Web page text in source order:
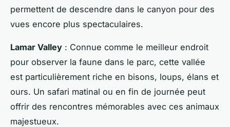
permettent de descendre dans le canyon pour des
vues encore plus spectaculaires.
Lamar Valley : Connue comme le meilleur endroit
pour observer la faune dans le parc, cette vallée
est particulièrement riche en bisons, loups, élans et
ours. Un safari matinal ou en fin de journée peut
offrir des rencontres mémorables avec ces animaux
majestueux.